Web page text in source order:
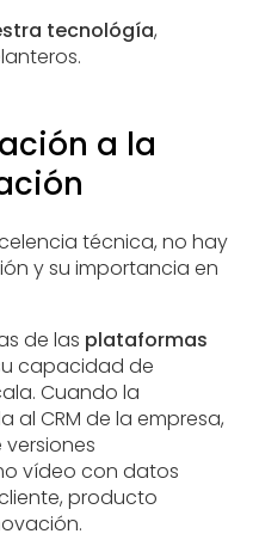
tecnológía,
a la
técnica, no hay
y su importancia en
de las plataformas
capacidad de
Cuando la
CRM de la empresa,
vídeo con datos
producto